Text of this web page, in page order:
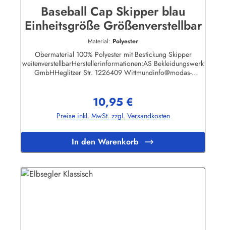
Baseball Cap Skipper blau
Einheitsgröße Größenverstellbar
Material: Polyester
Obermaterial 100% Polyester mit Bestickung Skipper
weitenverstellbarHerstellerinformationen:AS Bekleidungswerk
GmbHHeglitzer Str. 1226409 Wittmundinfo@modas-
Regulärer Preis:
10,95 €
Preise inkl. MwSt. zzgl. Versandkosten
In den Warenkorb